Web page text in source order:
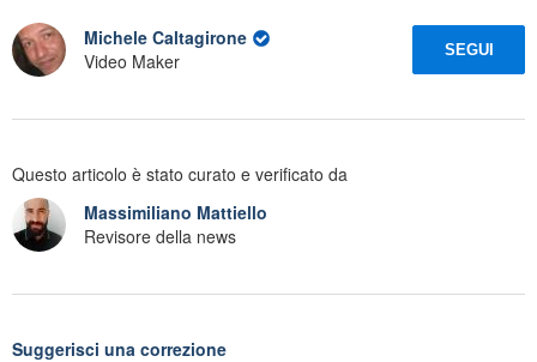
Michele Caltagirone
Video Maker
SEGUI
Questo articolo è stato curato e verificato da
Massimiliano Mattiello
Revisore della news
Suggerisci una correzione